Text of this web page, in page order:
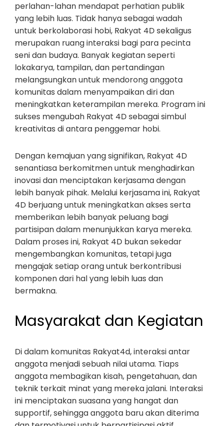
perlahan-lahan mendapat perhatian publik
yang lebih luas. Tidak hanya sebagai wadah
untuk berkolaborasi hobi, Rakyat 4D sekaligus
merupakan ruang interaksi bagi para pecinta
seni dan budaya. Banyak kegiatan seperti
lokakarya, tampilan, dan pertandingan
melangsungkan untuk mendorong anggota
komunitas dalam menyampaikan diri dan
meningkatkan keterampilan mereka. Program ini
sukses mengubah Rakyat 4D sebagai simbul
kreativitas di antara penggemar hobi.
Dengan kemajuan yang signifikan, Rakyat 4D
senantiasa berkomitmen untuk menghadirkan
inovasi dan menciptakan kerjasama dengan
lebih banyak pihak. Melalui kerjasama ini, Rakyat
4D berjuang untuk meningkatkan akses serta
memberikan lebih banyak peluang bagi
partisipan dalam menunjukkan karya mereka.
Dalam proses ini, Rakyat 4D bukan sekedar
mengembangkan komunitas, tetapi juga
mengajak setiap orang untuk berkontribusi
komponen dari hal yang lebih luas dan
bermakna.
Masyarakat dan Kegiatan
Di dalam komunitas Rakyat4d, interaksi antar
anggota menjadi sebuah nilai utama. Tiaps
anggota membagikan kisah, pengetahuan, dan
teknik terkait minat yang mereka jalani. Interaksi
ini menciptakan suasana yang hangat dan
supportif, sehingga anggota baru akan diterima